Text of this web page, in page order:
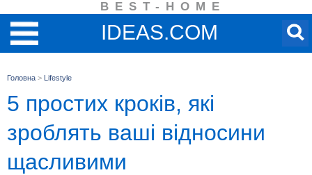
BEST-HOME
IDEAS.COM
Головна > Lifestyle
5 простих кроків, які
зроблять ваші відносини
щасливими